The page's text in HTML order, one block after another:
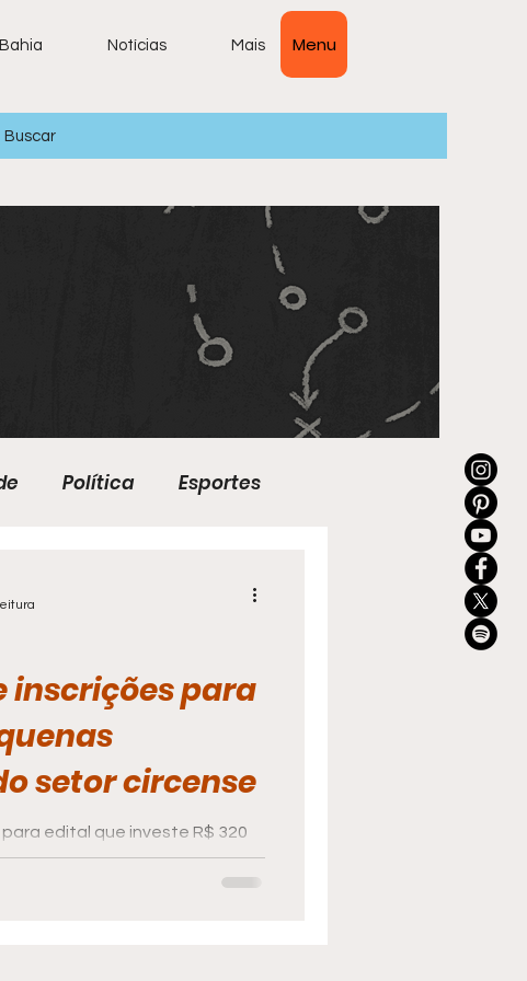
Bahia Notícias Mais Menu
Buscar
Política Esportes
inscrições para
setor circense
edital que investe R$ 320
circos, artistas e companhias
de abril.